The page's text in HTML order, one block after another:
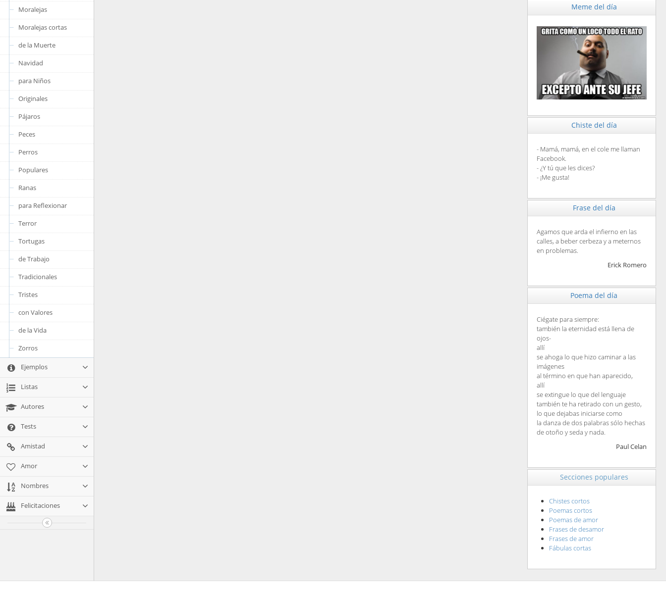
Moralejas
Moralejas cortas
de la Muerte
Navidad
para Niños
Originales
Pájaros
Peces
Perros
Populares
Ranas
para Reflexionar
Terror
Tortugas
de Trabajo
Tradicionales
Tristes
con Valores
de la Vida
Zorros
Ejemplos
Listas
Autores
Tests
Amistad
Amor
Nombres
Felicitaciones
Meme del día
Chiste del día
- Mamá, mamá, en el cole me llaman
Facebook.
- ¿Y tú que les dices?
- ¡Me gusta!
Frase del día
Agamos que arda el infierno en las
calles, a beber cerbeza y a meternos
en problemas.
Erick Romero
Poema del día
Ciégate para siempre:
también la eternidad está llena de
ojos-
allí
se ahoga lo que hizo caminar a las
imágenes
al término en que han aparecido,
allí
se extingue lo que del lenguaje
también te ha retirado con un gesto,
lo que dejabas iniciarse como
la danza de dos palabras sólo hechas
de otoño y seda y nada.
Paul Celan
Secciones populares
Chistes cortos
Poemas cortos
Poemas de amor
Frases de desamor
Frases de amor
Fábulas cortas